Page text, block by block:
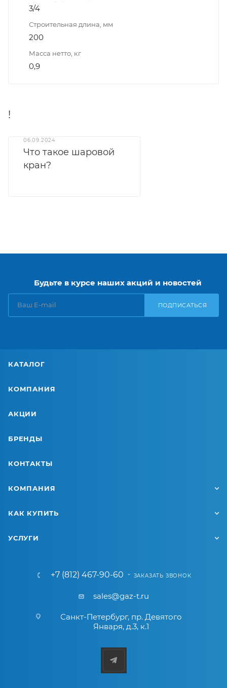
3/4
Строительная длина, мм
200
Масса нетто, кг
0,9
!
06.09.2024
Что такое шаровой
кран?
Будьте в курсе наших акций и новостей
ПОДПИСАТЬСЯ
КАТАЛОГ
КОМПАНИЯ
АКЦИИ
БРЕНДЫ
КОНТАКТЫ
КОМПАНИЯ
КАК КУПИТЬ
УСЛУГИ
+7 (812) 467-90-60 ЗАКАЗАТЬ ЗВОНОК
sales@gaz-t.ru
Санкт-Петербург, пр. Девятого
Января, д.3, к.1